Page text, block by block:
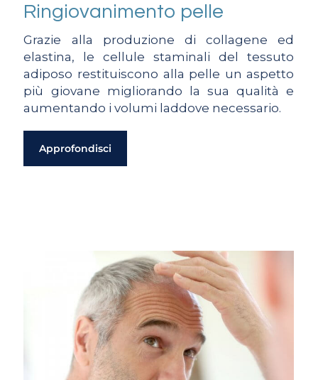
Ringiovanimento pelle
Grazie alla produzione di collagene ed
elastina, le cellule staminali del tessuto
adiposo restituiscono alla pelle un aspetto
più giovane migliorando la sua qualità e
aumentando i volumi laddove necessario.
Approfondisci